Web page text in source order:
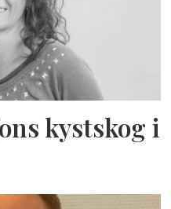
kystskog i